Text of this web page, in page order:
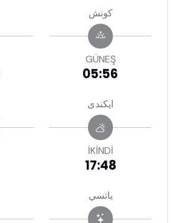
كونش
GÜNEŞ
05:56
ايكندى
İKİNDİ
17:48
ياتسي